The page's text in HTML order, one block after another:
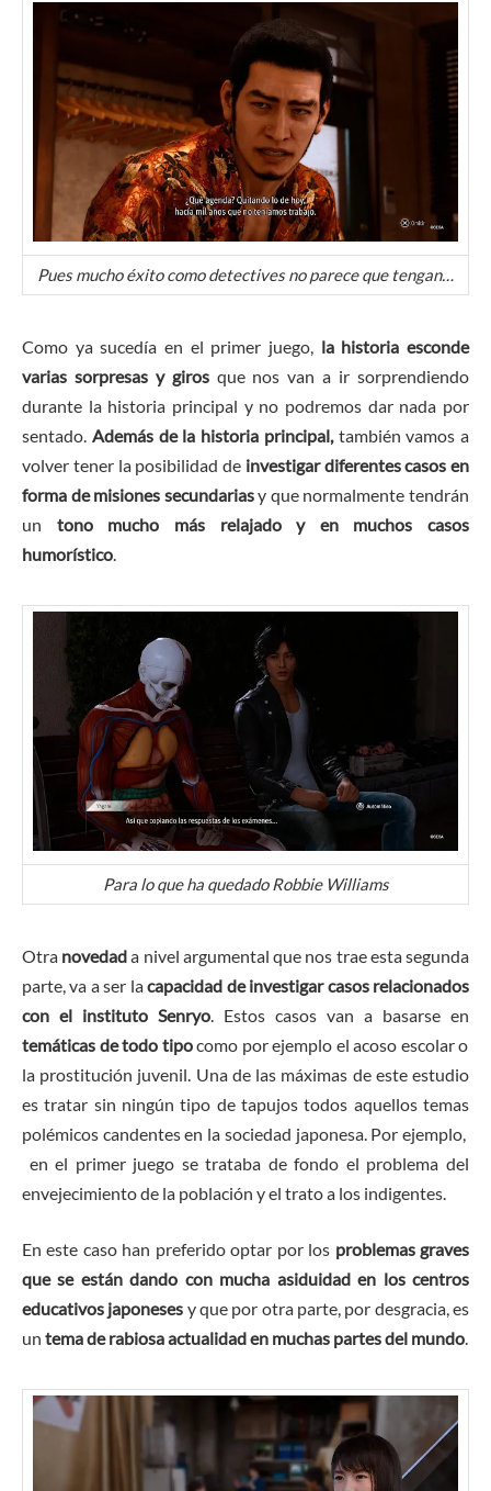
Pues mucho éxito como detectives no parece que tengan…
Como ya sucedía en el primer juego, la historia esconde
varias sorpresas y girosque nos van a ir sorprendiendo
durante la historia principal y no podremos dar nada por
sentado. Además de la historia principal,también vamos a
volver tener la posibilidad de investigar diferentes casos en
forma de misiones secundariasy que normalmente tendrán
un tono mucho más relajado y en muchos casos
humorístico
Para lo que ha quedado Robbie Williams
Otra novedada nivel argumental que nos trae esta segunda
parte, va a ser lacapacidad de investigar casos relacionados
con el instituto Senryo. Estos casos van a basarse en
temáticas de todo tipocomo por ejemplo el acoso escolar o
la prostitución juvenil. Una de las máximas de este estudio
es tratar sin ningún tipo de tapujos todos aquellos temas
polémicos candentes en la sociedad japonesa. Por ejemplo,
en el primer juego se trataba de fondo el problema del
envejecimiento de la población y el trato a los indigentes.
En este caso han preferido optar por los problemas graves
que se están dando con mucha asiduidad en los centros
educativos japoneses y que por otra parte, por desgracia, es
un tema de rabiosa actualidad en muchas partes del mundo.